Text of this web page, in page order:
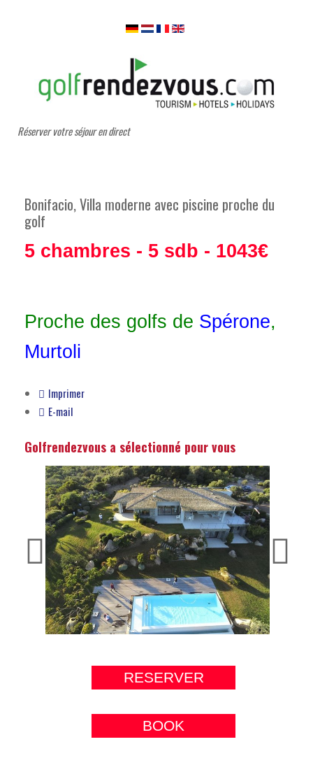
Réserver votre séjour en direct
Bonifacio, Villa moderne avec piscine proche du
golf
5 chambres - 5 sdb - 1043€
Proche des golfs de Spérone,
Murtoli
Imprimer
E-mail
Golfrendezvous a sélectionné pour vous
RESERVER
BOOK